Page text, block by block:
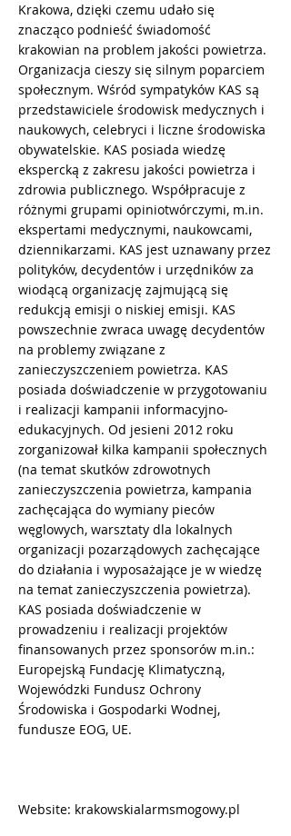
Krakowa, dzięki czemu udało się
znacząco podnieść świadomość
krakowian na problem jakości powietrza.
Organizacja cieszy się silnym poparciem
społecznym. Wśród sympatyków KAS są
przedstawiciele środowisk medycznych i
naukowych, celebryci i liczne środowiska
obywatelskie. KAS posiada wiedzę
ekspercką z zakresu jakości powietrza i
zdrowia publicznego. Współpracuje z
różnymi grupami opiniotwórczymi, m.in.
ekspertami medycznymi, naukowcami,
dziennikarzami. KAS jest uznawany przez
polityków, decydentów i urzędników za
wiodącą organizację zajmującą się
redukcją emisji o niskiej emisji. KAS
powszechnie zwraca uwagę decydentów
na problemy związane z
zanieczyszczeniem powietrza. KAS
posiada doświadczenie w przygotowaniu
i realizacji kampanii informacyjno-
edukacyjnych. Od jesieni 2012 roku
zorganizował kilka kampanii społecznych
(na temat skutków zdrowotnych
zanieczyszczenia powietrza, kampania
zachęcająca do wymiany pieców
węglowych, warsztaty dla lokalnych
organizacji pozarządowych zachęcające
do działania i wyposażające je w wiedzę
na temat zanieczyszczenia powietrza).
KAS posiada doświadczenie w
prowadzeniu i realizacji projektów
finansowanych przez sponsorów m.in.:
Europejską Fundację Klimatyczną,
Wojewódzki Fundusz Ochrony
Środowiska i Gospodarki Wodnej,
fundusze EOG, UE.
Website: krakowskialarmsmogowy.pl